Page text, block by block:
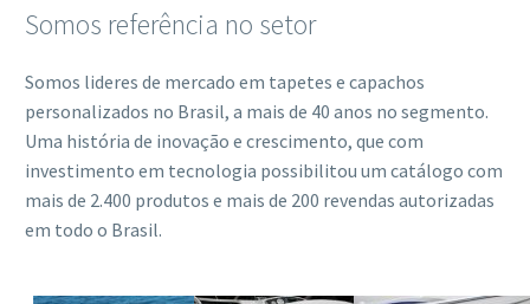
Somos referência no setor
Somos lideres de mercado em tapetes e capachos
personalizados no Brasil, a mais de 40 anos no segmento.
Uma história de inovação e crescimento, que com
investimento em tecnologia possibilitou um catálogo com
mais de 2.400 produtos e mais de 200 revendas autorizadas
em todo o Brasil.